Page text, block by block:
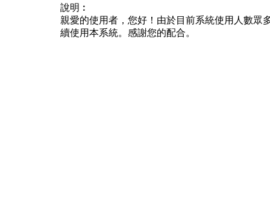
說明︰
親愛的使用者，您好！由於目前系統使用人數眾
續使用本系統。感謝您的配合。